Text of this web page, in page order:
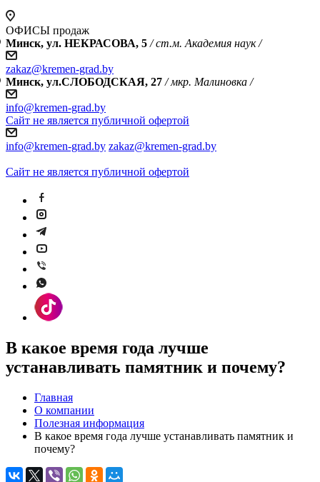
ОФИСЫ продаж
Минск, ул. НЕКРАСОВА, 5 / ст.м. Академия наук /
zakaz@kremen-grad.by
Минск, ул.СЛОБОДСКАЯ, 27 / мкр. Малиновка /
info@kremen-grad.by
Сайт не является публичной офертой
info@kremen-grad.by zakaz@kremen-grad.by
Сайт не является публичной офертой
В какое время года лучше
устанавливать памятник и почему?
Главная
О компании
Полезная информация
В какое время года лучше устанавливать памятник и
почему?